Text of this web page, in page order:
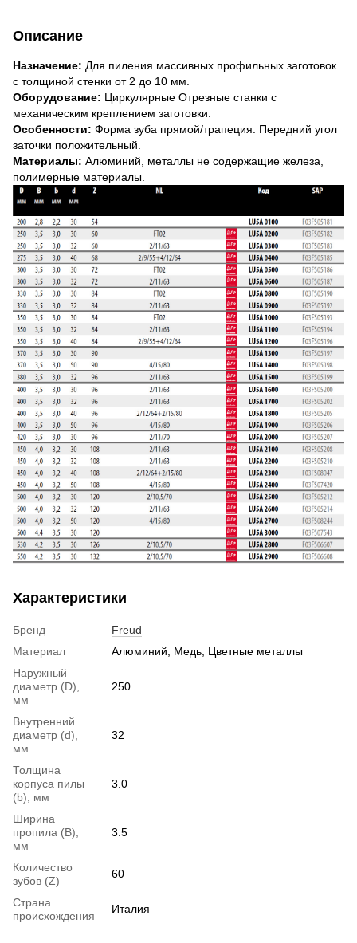
Описание
Назначение: Для пиления массивных профильных заготовок
с толщиной стенки от 2 до 10 мм.
Оборудование: Циркулярные Отрезные станки с
механическим креплением заготовки.
Особенности: Форма зуба прямой/трапеция. Передний угол
заточки положительный.
Материалы: Алюминий, металлы не содержащие железа,
полимерные материалы.
Характеристики
Бренд
Freud
Материал
Алюминий, Медь, Цветные металлы
Наружный
диаметр (D),
мм
250
Внутренний
диаметр (d),
мм
32
Толщина
корпуса пилы
(b), мм
3.0
Ширина
пропила (B),
мм
3.5
Количество
зубов (Z)
60
Страна
происхождения
Италия